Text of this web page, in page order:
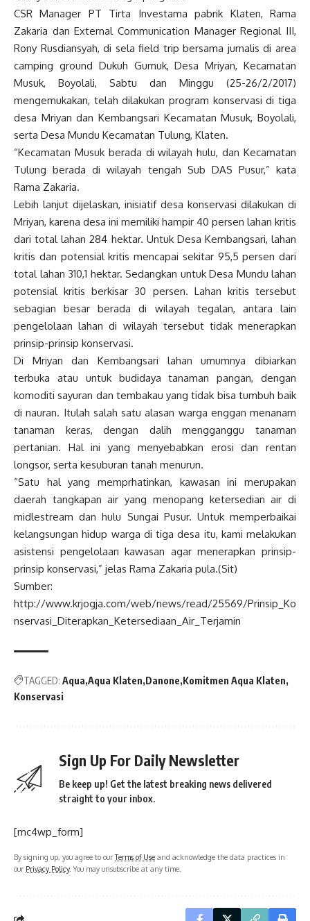
CSR Manager PT Tirta Investama pabrik Klaten, Rama
Zakaria dan External Communication Manager Regional III,
Rony Rusdiansyah, di sela field trip bersama jurnalis di area
camping ground Dukuh Gumuk, Desa Mriyan, Kecamatan
Musuk, Boyolali, Sabtu dan Minggu (25-26/2/2017)
mengemukakan, telah dilakukan program konservasi di tiga
desa Mriyan dan Kembangsari Kecamatan Musuk, Boyolali,
serta Desa Mundu Kecamatan Tulung, Klaten.
“Kecamatan Musuk berada di wilayah hulu, dan Kecamatan
Tulung berada di wilayah tengah Sub DAS Pusur,” kata
Rama Zakaria.
Lebih lanjut dijelaskan, inisiatif desa konservasi dilakukan di
Mriyan, karena desa ini memiliki hampir 40 persen lahan kritis
dari total lahan 284 hektar. Untuk Desa Kembangsari, lahan
kritis dan potensial kritis mencapai sekitar 95,5 persen dari
total lahan 310,1 hektar. Sedangkan untuk Desa Mundu lahan
potensial kritis berkisar 30 persen. Lahan kritis tersebut
sebagian besar berada di wilayah tegalan, antara lain
pengelolaan lahan di wilayah tersebut tidak menerapkan
prinsip-prinsip konservasi.
Di Mriyan dan Kembangsari lahan umumnya dibiarkan
terbuka atau untuk budidaya tanaman pangan, dengan
komoditi sayuran dan tembakau yang tidak bisa tumbuh baik
di nauran. Itulah salah satu alasan warga enggan menanam
tanaman keras, dengan dalih mengganggu tanaman
pertanian. Hal ini yang menyebabkan erosi dan rentan
longsor, serta kesuburan tanah menurun.
“Satu hal yang memprhatinkan, kawasan ini merupakan
daerah tangkapan air yang menopang ketersedian air di
midlestream dan hulu Sungai Pusur. Untuk memperbaikai
kelangsungan hidup warga di tiga desa itu, kami melakukan
asistensi pengelolaan kawasan agar menerapkan prinsip-
prinsip konservasi,” jelas Rama Zakaria pula.(Sit)
Sumber:
http://www.krjogja.com/web/news/read/25569/Prinsip_Ko
nservasi_Diterapkan_Ketersediaan_Air_Terjamin
TAGGED: Aqua Aqua Klaten Danone Komitmen Aqua Klaten
Konservasi
Sign Up For Daily Newsletter
Be keep up! Get the latest breaking news delivered
straight to your inbox.
[mc4wp_form]
By signing up, you agree to ourTerms of Use and acknowledge the data practices in
our Privacy Policy. You may unsubscribe at any time.